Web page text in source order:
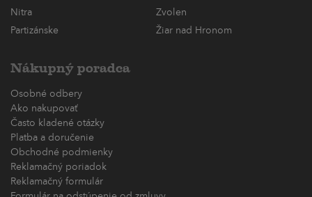
Nitra
Zvolen
Partizánske
Žiar nad Hronom
Nákupný poradca
Osobné odbery
Ako nakupovať
Často kladené otázky
Platba a doručenie
Obchodné podmienky
Reklamačný poriadok
Reklamačný formulár